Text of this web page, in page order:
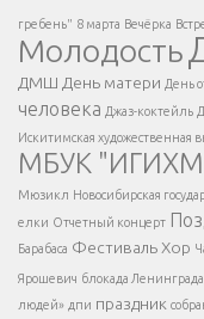
Напишите нам
</span >
</button
</div >
гребень" 8 марта Вечёрка
Молодость
ДМШ День матери День
человека Джаз-коктейль
Искитимская художественная
МБУК
Мюзикл Новосибирская
елки Отчетный концерт
Барабаса Фестиваль Хор
Ярошевич блокада Ленинграда
людей» дпи праздник